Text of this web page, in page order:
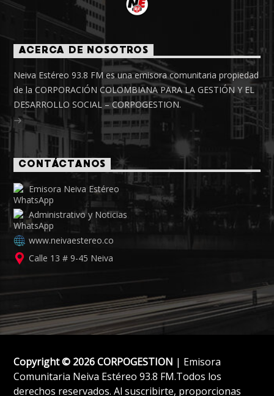
ACERCA DE NOSOTROS
Neiva Estéreo 93.8 FM es una emisora comunitaria propiedad
de la CORPORACIÓN COLOMBIANA PARA LA GESTIÓN Y EL
DESARROLLO SOCIAL – CORPOGESTION.
CONTÁCTANOS
Emisora Neiva Estéreo
Administrativo y Noticias
www.neivaestereo.co
Calle 13 # 9-45 Neiva
Copyright © 2026 CORPOGESTION | Emisora
Comunitaria Neiva Estéreo 93.8 FM.Todos los
derechos reservados. Al suscribirte, proporcionas